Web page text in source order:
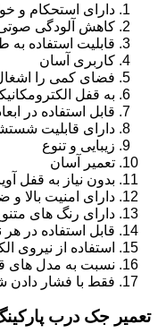
دارای استحکام و
کاهش آلودگی
قابلیت استفاده
کاربری آسان
فضای کمی را
به قفل
قابل استفاده در
دارای قابلیت
زیبایی و تنوع
تعمیر آسان
بدون نیاز به قفل
دارای امنیت بالا
دارای رنگ های
قابل استفاده در
استفاده از نیروی
نسبت به مدل های
فقط با فشار دادن
تعمیر جک درب